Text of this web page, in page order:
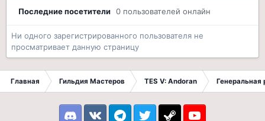
Последние посетители 0 пользователей онлайн
Ни одного зарегистрированного пользователя не
просматривает данную страницу
Главная Гильдия Мастеров TES V: Andoran Генеральная